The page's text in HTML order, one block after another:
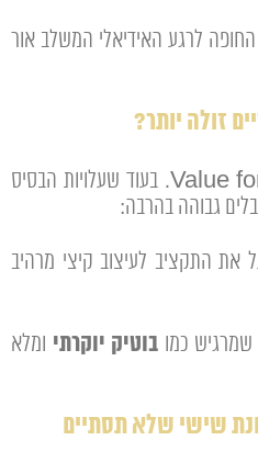
לרגע האידיאלי המשלב אור
המונח המדויק הוא Value for Money. בעוד שעלויות הבסיס
גבוהה בהרבה:
את התקציב לעיצוב קיצי מרהיב
שמרגיש כמו בוטיק יוקרתי ומלא
שישי שלא תסתיים